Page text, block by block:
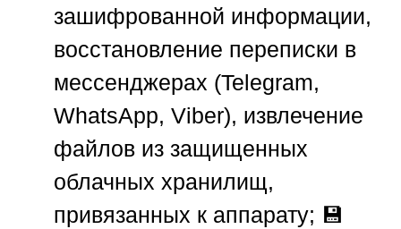
зашифрованной информации,
восстановление переписки в
мессенджерах (Telegram,
WhatsApp, Viber), извлечение
файлов из защищенных
облачных хранилищ,
привязанных к аппарату; 💾